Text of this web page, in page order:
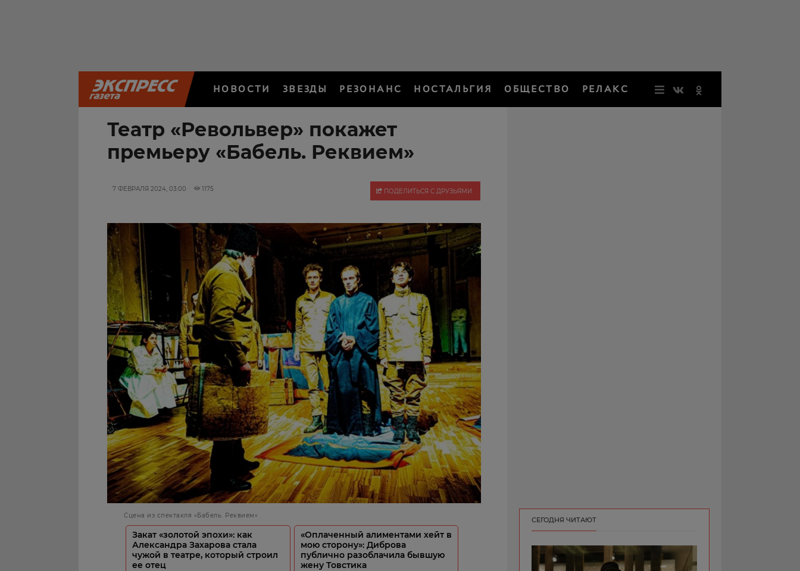
НОВОСТИ ЗВЕЗДЫ РЕЗОНАНС НОСТАЛЬГИЯ ОБЩЕСТВО РЕЛАКС
Театр «Револьвер» покажет
премьеру «Бабель. Реквием»
7 ФЕВРАЛЯ 2024, 03:00 1175 ПОДЕЛИТЬСЯ С ДРУЗЬЯМИ
Сцена из спектакля «Бабель. Реквием»
Закат «золотой эпохи»: как
Александра Захарова стала
чужой в театре, который строил
ее отец
«Оплаченный алиментами хейт в
мою сторону»: Диброва
публично разоблачила бывшую
жену Товстика
СЕГОДНЯ ЧИТАЮТ